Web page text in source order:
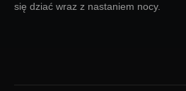
się dziać wraz z nastaniem nocy.